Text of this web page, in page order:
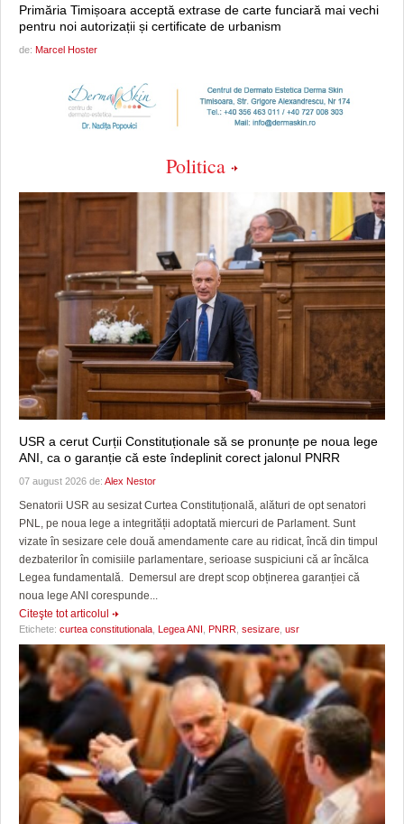
Primăria Timișoara acceptă extrase de carte funciară mai vechi
pentru noi autorizații și certificate de urbanism
de: Marcel Hoster
Politica
USR a cerut Curții Constituționale să se pronunțe pe noua lege
ANI, ca o garanție că este îndeplinit corect jalonul PNRR
07 august 2026 de: Alex Nestor
Senatorii USR au sesizat Curtea Constituțională, alături de opt senatori
PNL, pe noua lege a integrității adoptată miercuri de Parlament. Sunt
vizate în sesizare cele două amendamente care au ridicat, încă din timpul
dezbaterilor în comisiile parlamentare, serioase suspiciuni că ar încălca
Legea fundamentală. Demersul are drept scop obținerea garanției că
noua lege ANI corespunde...
Citeşte tot articolul
Etichete: curtea constitutionala Legea ANI PNRR sesizare usr